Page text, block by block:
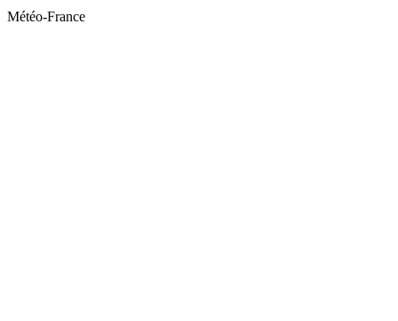
Météo-France